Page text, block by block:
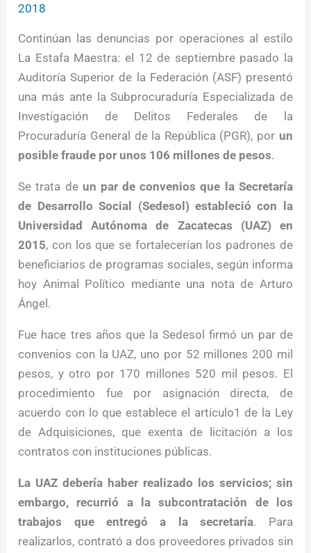
2018
Continúan las denuncias por operaciones al estilo
La Estafa Maestra: el 12 de septiembre pasado la
Auditoría Superior de la Federación (ASF) presentó
una más ante la Subprocuraduría Especializada de
Investigación de Delitos Federales de la
Procuraduría General de la República (PGR), por un
posible fraude por unos 106 millones de pesos.
Se trata de un par de convenios que la Secretaría
de Desarrollo Social (Sedesol) estableció con la
Universidad Autónoma de Zacatecas (UAZ) en
2015, con los que se fortalecerían los padrones de
beneficiarios de programas sociales, según informa
hoy Animal Político mediante una nota de Arturo
Ángel.
Fue hace tres años que la Sedesol firmó un par de
convenios con la UAZ, uno por 52 millones 200 mil
pesos, y otro por 170 millones 520 mil pesos. El
procedimiento fue por asignación directa, de
acuerdo con lo que establece el artículo1 de la Ley
de Adquisiciones, que exenta de licitación a los
contratos con instituciones públicas.
La UAZ debería haber realizado los servicios; sin
embargo, recurrió a la subcontratación de los
trabajos que entregó a la secretaría. Para
realizarlos, contrató a dos proveedores privados sin